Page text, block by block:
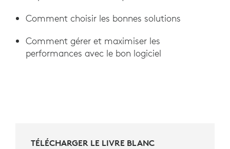
Comment choisir les bonnes solutions
Comment gérer et maximiser les
performances avec le bon logiciel
TÉLÉCHARGER LE LIVRE BLANC